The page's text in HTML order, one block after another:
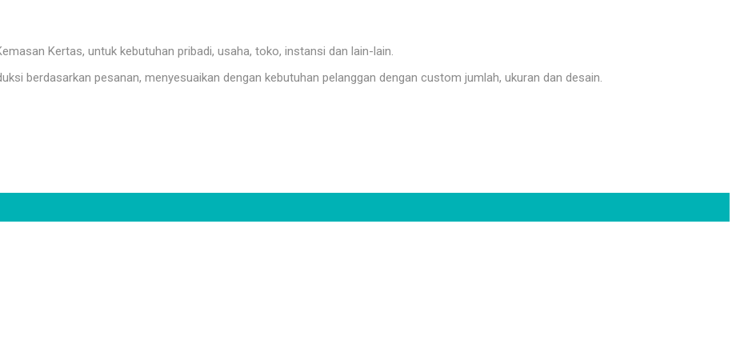
Kertas, untuk kebutuhan pribadi, usaha, toko, instansi dan lain-lain.
berdasarkan pesanan, menyesuaikan dengan kebutuhan pelanggan dengan custom jumlah, ukuran dan desain.